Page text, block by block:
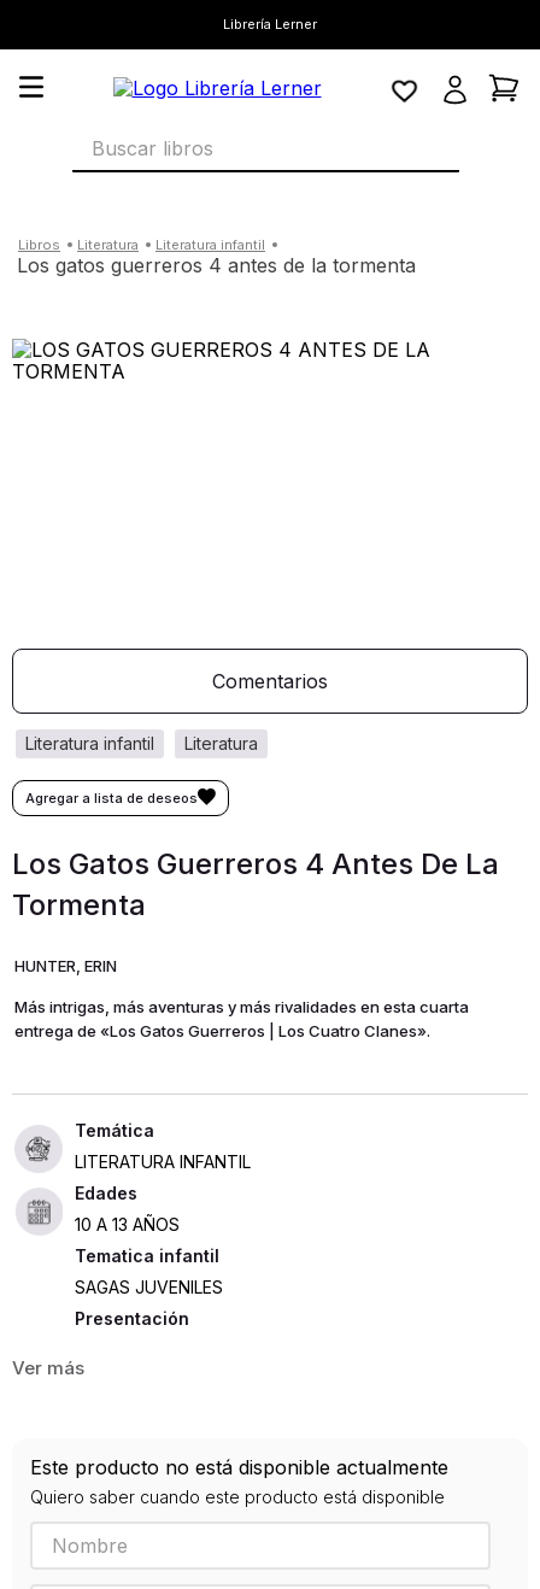
Librería Lerner
Buscar libros
literatura literatura infantil
los gatos guerreros 4 antes de la tormenta
Comentarios
literatura
literatura infantil
Los Gatos Guerreros 4 Antes De La
Tormenta
HUNTER, ERIN
Más intrigas, más aventuras y más rivalidades en esta cuarta
entrega de «Los Gatos Guerreros | Los Cuatro Clanes».
LITERATURA INFANTIL
Edades
10 A 13 AÑOS
Tematica infantil
SAGAS JUVENILES
Presentación
9788498385335
Editorial
SALAMANDRA
Año de publicación
Este producto no está disponible actualmente
Quiero saber cuando este producto está disponible